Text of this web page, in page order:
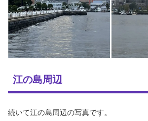
江の島周辺
続いて江の島周辺の写真です。